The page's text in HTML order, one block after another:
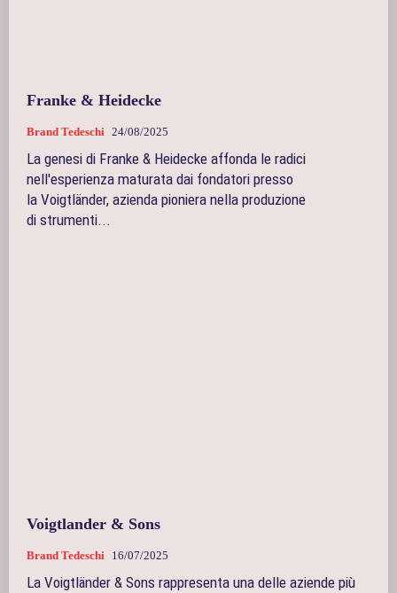
Franke & Heidecke
Brand Tedeschi 24/08/2025
La genesi di Franke & Heidecke affonda le radici
nell'esperienza maturata dai fondatori presso
la Voigtländer, azienda pioniera nella produzione
di strumenti...
Voigtlander & Sons
Brand Tedeschi 16/07/2025
La Voigtländer & Sons rappresenta una delle aziende più